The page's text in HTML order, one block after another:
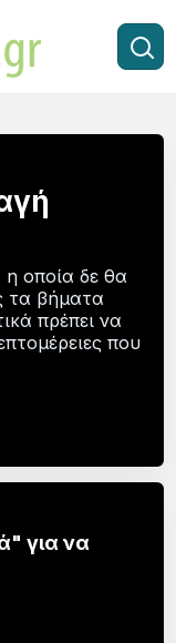
η οποία δε θα
τα βήματα
πρέπει να
που
για να